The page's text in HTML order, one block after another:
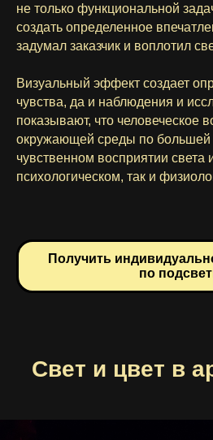
не только функциональной
создать определенное
задумал заказчик и воплотил
Визуальный эффект создает
чувства, да и наблюдения и
показывают, что человеческое
окружающей среды по большей
чувственном восприятии света
психологическом, так и
Получить
по
Свет и цвет в